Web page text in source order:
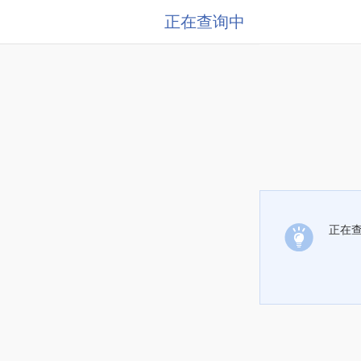
正在查询中
正在